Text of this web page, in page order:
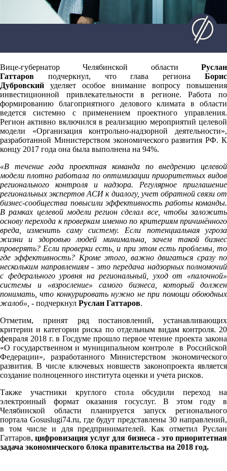
Вице-губернатор Челябинской области Руслан
Гаттаров подчеркнул, что глава региона Борис
Дубровский уделяет особое внимание вопросу повышения
инвестиционной привлекательности в регионе. Работа по
формированию благоприятного делового климата в области
ведется системно с применением проектного управления.
Регион активно включился в реализацию мероприятий целевой
модели «Организация контрольно-надзорной деятельности»,
разработанной Министерством экономического развития РФ. К
концу 2017 года она была выполнена на 94%.
«В течение года проектная команда по внедрению целевой
модели плотно работала по оптимизации приоритетных видов
регионального контроля и надзора. Регулярное приглашение
региональных экспертов АСИ к диалогу, учет обратной связи от
бизнес-сообщества повысили эффективность работы команды.
В рамках целевой модели регион сделал все, чтобы заложить
основу перехода к проверкам именно по критериям причинённого
вреда, изменить саму систему. Если потенциальная угроза
жизни и здоровью людей минимальна, зачем такой бизнес
проверять? Если проверки есть, и при этом есть проблемы, то
где эффективность? Кроме этого, важно двигаться сразу по
нескольким направлениям - это передача надзорных полномочий
с федерального уровня на региональный, уход от «палочной»
системы и «взросление» самого бизнеса, который должен
понимать, что конкурировать нужно не при помощи обоюдных
жалоб», - подчеркнул Руслан Гаттаров.
Отметим, принят ряд постановлений, устанавливающих
критерии и категории риска по отдельным видам контроля. 20
февраля 2018 г. в Госдуме прошло первое чтение проекта закона
«О государственном и муниципальном контроле в Российской
Федерации», разработанного Министерством экономического
развития. В числе ключевых новшеств законопроекта является
создание полноценного института оценки и учета рисков.
Также участники круглого стола обсудили переход на
электронный формат оказания госуслуг. В этом году в
Челябинской области планируется запуск регионального
портала Gosuslugi74.ru, где будут представлены 30 направлений,
в том числе и для предпринимателей. Как отметил Руслан
Гаттаров,цифровизация услуг для бизнеса - это приоритетная
задача экономического блока правительства на 2018 год.